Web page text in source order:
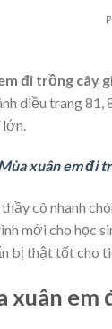
đi trồng cây
diều trang 81,
xuân em đi
cô nhanh
mới cho học
bị thật tốt cho
xuân